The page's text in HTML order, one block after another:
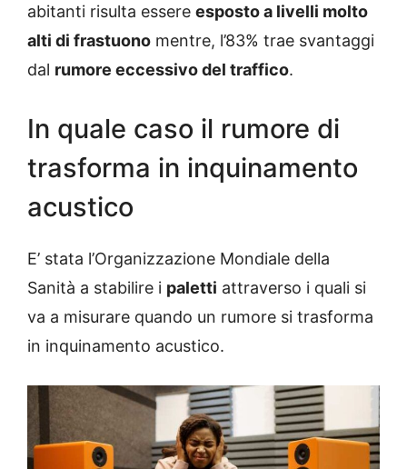
abitanti risulta essere esposto a livelli molto
alti di frastuono mentre, l’83% trae svantaggi
dal rumore eccessivo del traffico.
In quale caso il rumore di
trasforma in inquinamento
acustico
E’ stata l’Organizzazione Mondiale della
Sanità a stabilire i paletti attraverso i quali si
va a misurare quando un rumore si trasforma
in inquinamento acustico.